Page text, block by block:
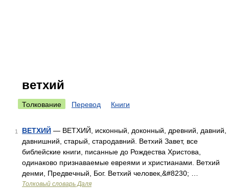
ветхий
Толкование Перевод Книги
1 ВЕТХИЙ — ВЕТХИЙ, исконный, доконный, древний, давний,
давнишний, старый, стародавний. Ветхий Завет, все
библейские книги, писанные до Рождества Христова,
одинаково признаваемые евреями и христианами. Ветхий
денми, Предвечный, Бог. Ветхий человек,&#8230; …
Толковый словарь Даля